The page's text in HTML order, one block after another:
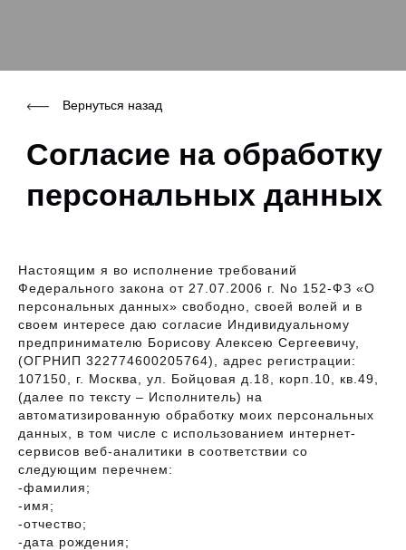
Согласие на обработку
персональных данных
Настоящим я во исполнение требований
Федерального закона от 27.07.2006 г. No 152-ФЗ «О
персональных данных» свободно, своей волей и в
своем интересе даю согласие Индивидуальному
предпринимателю Борисову Алексею Сергеевичу,
(ОГРНИП 322774600205764), адрес регистрации:
107150, г. Москва, ул. Бойцовая д.18, корп.10, кв.49,
(далее по тексту – Исполнитель) на
автоматизированную обработку моих персональных
данных, в том числе с использованием интернет-
сервисов веб-аналитики в соответствии со
следующим перечнем:
-фамилия;
-имя;
-отчество;
-дата рождения;